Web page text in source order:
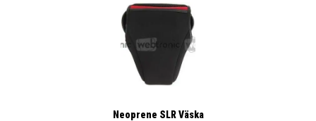
Neoprene SLR Väska